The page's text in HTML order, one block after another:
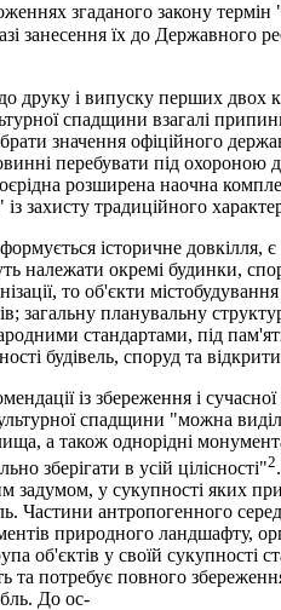
згаданого закону
занесення їх до Державного
друку і випуску перших двох
спадщини взагалі
значення офіційного
перебувати під
розширена наочна
традиційного
історичне довкілля, є
належати окремі будинки,
то об'єкти
загальну планувальну
стандартами, під
будівель, споруд та
із збереження і
спадщини "можна
а також однорідні
зберігати в усій цілісності"2
задумом, у сукупності яких
Частини антропогенного
природного ландшафту,
об'єктів у своїй сукупності
та потребує повного
До ос-